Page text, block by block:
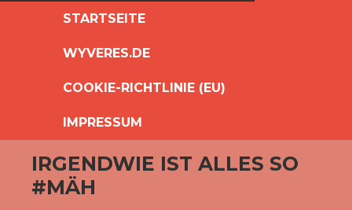
SPRINGEN
STARTSEITE
WYVERES.DE
COOKIE-RICHTLINIE (EU)
IMPRESSUM
IRGENDWIE IST ALLES SO
#MÄH